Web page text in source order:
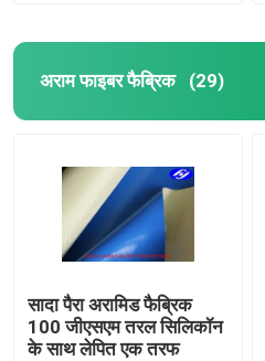
अराम फाइबर फैब्रिक (29)
सादा पैरा अरामिड फैब्रिक
100 जीएसएम तरल सिलिकॉन
के साथ लेपित एक तरफ